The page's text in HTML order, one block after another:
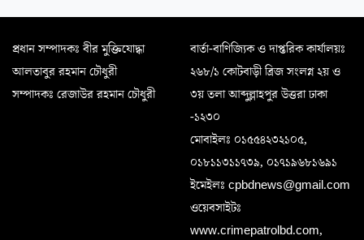
প্রধান সম্পাদকঃ বীর মুক্তিযোদ্ধা
আলতাবুর রহমান চৌধুরী
সম্পাদকঃ রেজাউর রহমান চৌধুরী
বার্তা-বাণিজ্যিক ও দাপ্তরিক কার্যালয়ঃ
২৬৮/১ কোটবাড়ী ব্রিজ সংলগ্ন ২য় ও
৩য় তলা আব্দুল্লাহপুর উত্তরা ঢাকা
-১২৩০
মোবাইলঃ ০১৫৫৪২৩২১০৫,
০১৮১১৩১১৭৩৯, ০১৭১৯৬৮১৬৯১
ইমেইলঃ cpbdnews@gmail.com
ওয়েবসাইটঃ
www.crimepatrolbd.com,